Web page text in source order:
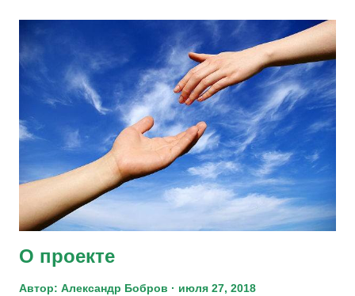
О проекте
Автор: Александр Бобров июля 27, 2018